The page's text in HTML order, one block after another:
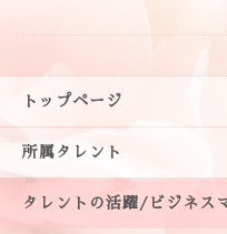
トップページ
所属タレント
タレントの活躍/ビジネス